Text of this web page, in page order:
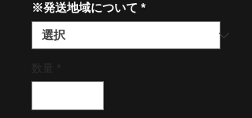
※発送地域について *
*